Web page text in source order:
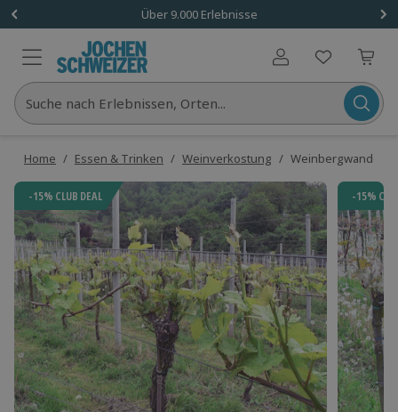
Über 9.000 Erlebnisse
Benutzerkonto
Suche nach Erlebnissen, Orten...
Home / Essen & Trinken / Weinverkostung /
-15% CLUB DEAL -15%